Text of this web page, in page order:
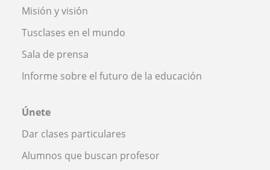
Misión y visión
Tusclases en el mundo
Sala de prensa
Informe sobre el futuro de la educación
Únete
Dar clases particulares
Alumnos que buscan profesor